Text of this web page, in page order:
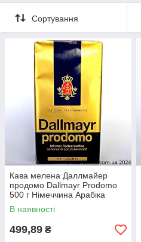
Сортування
Кава мелена Даллмайер
продомо Dallmayr Prodomo
500 г Німеччина Арабіка
В наявності
499,89 ₴